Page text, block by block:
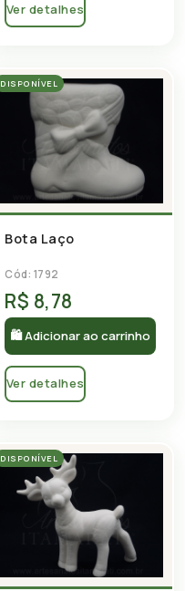
Ver detalhes
DISPONÍVEL
Bota Laço
Cód: 1792
R$ 8,78
🛍 Adicionar ao carrinho
Ver detalhes
DISPONÍVEL